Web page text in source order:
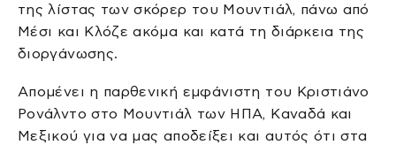
της λίστας των σκόρερ του Μουντιάλ, πάνω από
Μέσι και Κλόζε ακόμα και κατά τη διάρκεια της
διοργάνωσης.
Απομένει η παρθενική εμφάνιστη του Κριστιάνο
Ρονάλντο στο Μουντιάλ των ΗΠΑ, Καναδά και
Μεξικού για να μας αποδείξει και αυτός ότι στα